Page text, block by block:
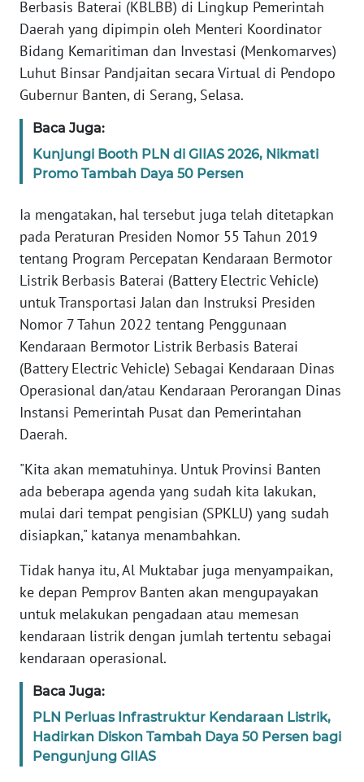
Berbasis Baterai (KBLBB) di Lingkup Pemerintah
Daerah yang dipimpin oleh Menteri Koordinator
Bidang Kemaritiman dan Investasi (Menkomarves)
Luhut Binsar Pandjaitan secara Virtual di Pendopo
Gubernur Banten, di Serang, Selasa.
Baca Juga:
Kunjungi Booth PLN di GIIAS 2026, Nikmati
Promo Tambah Daya 50 Persen
Ia mengatakan, hal tersebut juga telah ditetapkan
pada Peraturan Presiden Nomor 55 Tahun 2019
tentang Program Percepatan Kendaraan Bermotor
Listrik Berbasis Baterai (Battery Electric Vehicle)
untuk Transportasi Jalan dan Instruksi Presiden
Nomor 7 Tahun 2022 tentang Penggunaan
Kendaraan Bermotor Listrik Berbasis Baterai
(Battery Electric Vehicle) Sebagai Kendaraan Dinas
Operasional dan/atau Kendaraan Perorangan Dinas
Instansi Pemerintah Pusat dan Pemerintahan
Daerah.
"Kita akan mematuhinya. Untuk Provinsi Banten
ada beberapa agenda yang sudah kita lakukan,
mulai dari tempat pengisian (SPKLU) yang sudah
disiapkan," katanya menambahkan.
Tidak hanya itu, Al Muktabar juga menyampaikan,
ke depan Pemprov Banten akan mengupayakan
untuk melakukan pengadaan atau memesan
kendaraan listrik dengan jumlah tertentu sebagai
kendaraan operasional.
Baca Juga:
PLN Perluas Infrastruktur Kendaraan Listrik,
Hadirkan Diskon Tambah Daya 50 Persen bagi
Pengunjung GIIAS
WN
SUMUT
WN
WN
JABAR
WN
BANTEN
WN
NTT
WN
WN
PAPUA
PAPUA
BARAT
WN
WN
SERAMBI
WN
WN
SULTRA